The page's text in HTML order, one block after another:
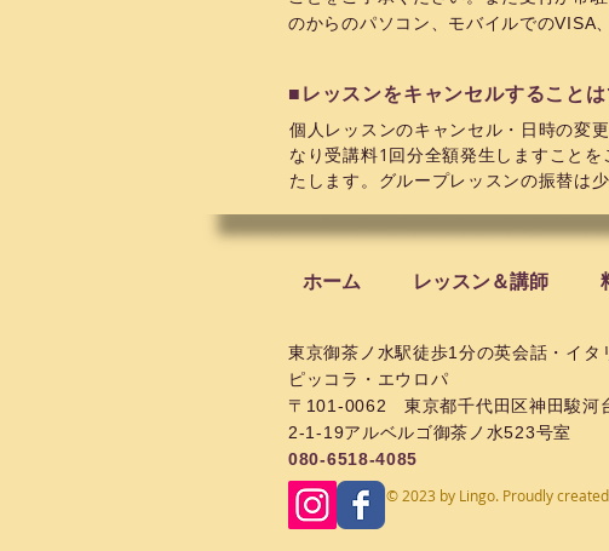
のからのパソコン、モバイルでのVISA
■レッスンをキャンセルすることは
個人レッスンのキャンセル・日時の変
なり受講料1 回分全額発生しますことを
たします。グループレッスンの振替は
ホーム レッスン＆講師
東京御茶ノ水駅徒歩1分の英会話・イタ
ピッコラ・エウロパ
〒101-0062 東京都千代田区神田駿
2-1-19アルベルゴ御茶ノ水523号室
080-6518-4085
© 2023 by Lingo. Proudly